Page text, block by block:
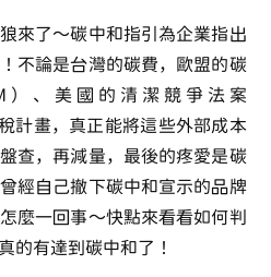
來了～碳中和指引為企業指出
不論是台灣的碳費，歐盟的碳
）、美國的清潔競爭法案
計畫，真正能將這些外部成本
查，再減量，最後的疼愛是碳
經自己撤下碳中和宣示的品牌
麼一回事～快點來看看如何判
的有達到碳中和了！